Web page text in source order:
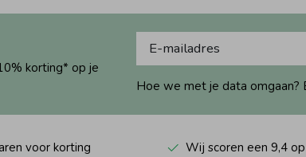
korting* op je
Hoe we met je data omgaan?
voor korting Wij scoren een 9,4